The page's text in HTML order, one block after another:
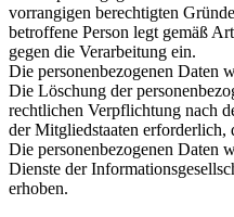
vorrangigen berechtigten
betroffene Person legt gemäß
gegen die Verarbeitung ein.
Die personenbezogenen Daten
Die Löschung der
rechtlichen Verpflichtung nach
der Mitgliedstaaten erforderlich,
Die personenbezogenen Daten
Dienste der
erhoben.